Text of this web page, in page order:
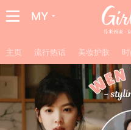
MY
主页 流行热话 美妆护肤